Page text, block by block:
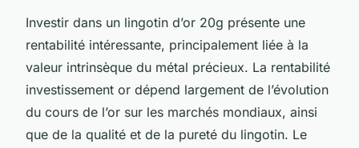
Investir dans un lingotin d’or 20g présente une
rentabilité intéressante, principalement liée à la
valeur intrinsèque du métal précieux. La rentabilité
investissement or dépend largement de l’évolution
du cours de l’or sur les marchés mondiaux, ainsi
que de la qualité et de la pureté du lingotin. Le